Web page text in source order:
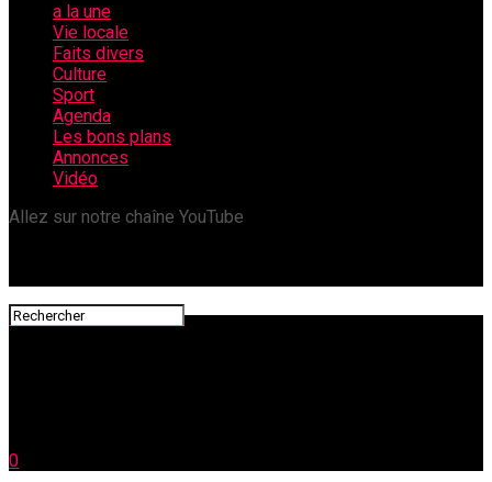
a la une
Vie locale
Faits divers
Culture
Sport
Agenda
Les bons plans
Annonces
Vidéo
Allez sur notre chaîne YouTube
0